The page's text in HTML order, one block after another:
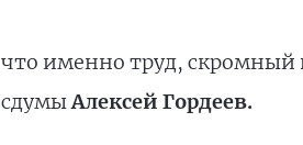
именно труд, скромный
Алексей Гордеев.